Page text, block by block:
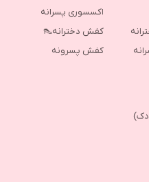
اکسسوری پسرانه
کفش دخترانه👠
كفش پسرونه